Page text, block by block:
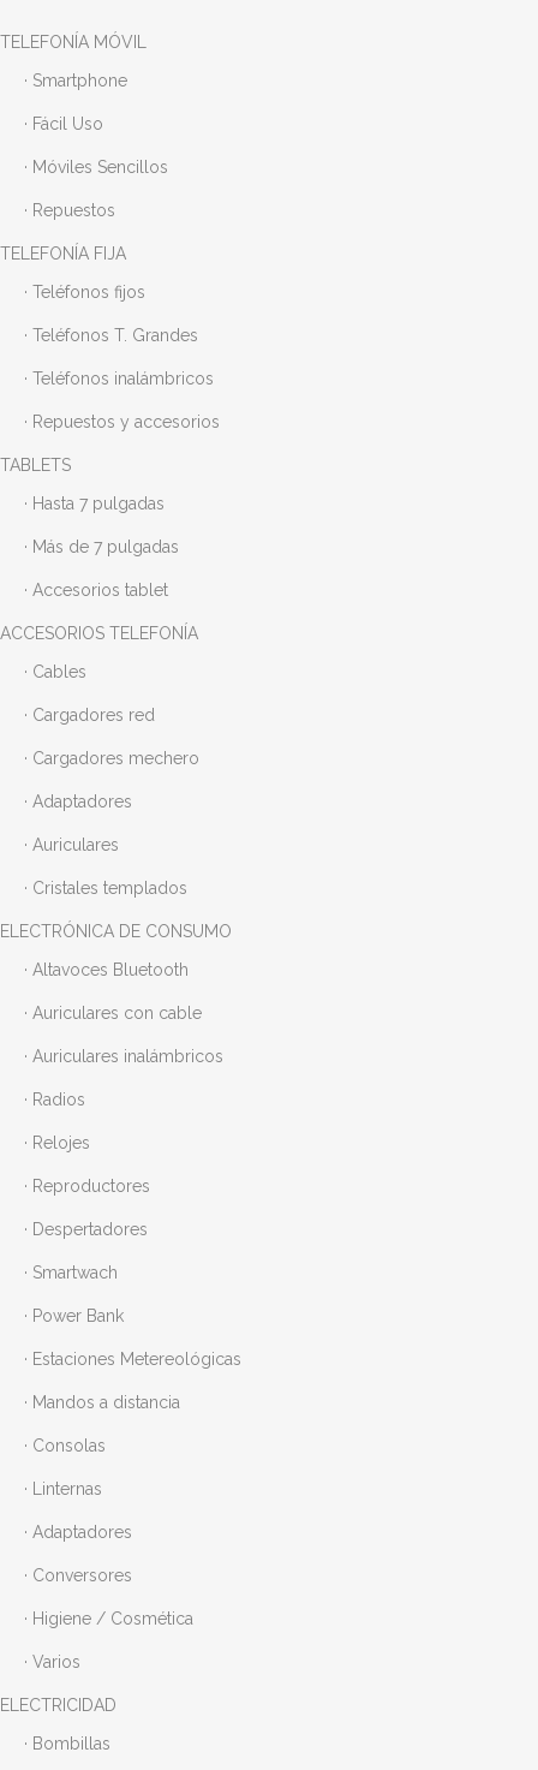
TELEFONÍA MÓVIL
· Smartphone
· Fácil Uso
· Móviles Sencillos
· Repuestos
TELEFONÍA FIJA
· Teléfonos fijos
· Teléfonos T. Grandes
· Teléfonos inalámbricos
· Repuestos y accesorios
TABLETS
· Hasta 7 pulgadas
· Más de 7 pulgadas
· Accesorios tablet
ACCESORIOS TELEFONÍA
· Cables
· Cargadores red
· Cargadores mechero
· Adaptadores
· Auriculares
· Cristales templados
ELECTRÓNICA DE CONSUMO
· Altavoces Bluetooth
· Auriculares con cable
· Auriculares inalámbricos
· Radios
· Relojes
· Reproductores
· Despertadores
· Smartwach
· Power Bank
· Estaciones Metereológicas
· Mandos a distancia
· Consolas
· Linternas
· Adaptadores
· Conversores
· Higiene / Cosmética
· Varios
ELECTRICIDAD
· Bombillas